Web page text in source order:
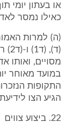
או בעתון יומי
כאילו נמסר
(ה) למרות
מסויים, ואותו
במועד מאוחר
הגיע הצו
22. ביצוע צווים